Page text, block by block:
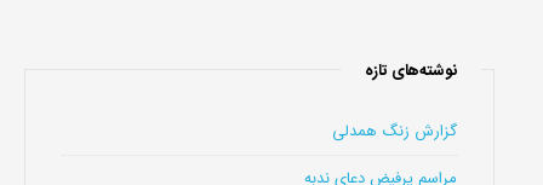
نوشته‌های تازه
گزارش زنگ همدلی
مراسم پرفیض دعای ندبه